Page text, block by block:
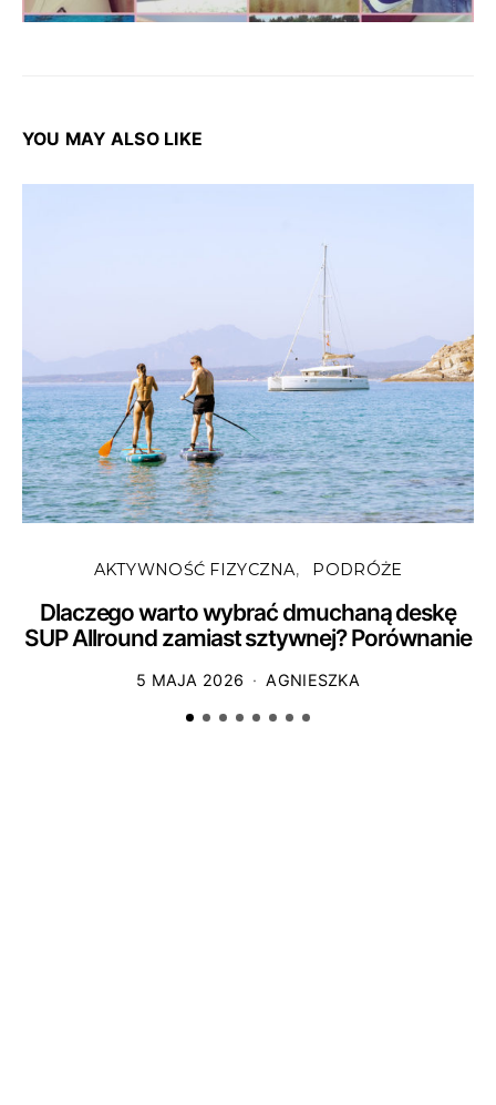
YOU MAY ALSO LIKE
AKTYWNOŚĆ FIZYCZNA PODRÓŻE
Dlaczego warto wybrać dmuchaną deskę
SUP Allround zamiast sztywnej? Porównanie
5 MAJA 2026 AGNIESZKA